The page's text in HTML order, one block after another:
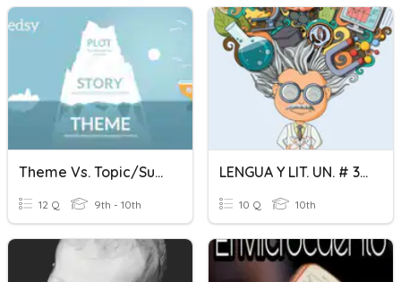
Theme Vs. Topic/Subject Vs. Details
12 Q 9th - 10th
LENGUA Y LIT. UN. # 3 10mo
10 Q 10th